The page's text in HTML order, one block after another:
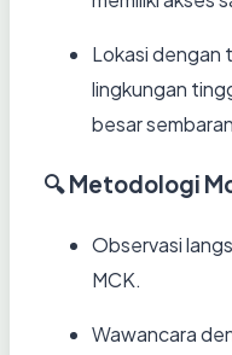
Lokasi dengan
lingkungan
besar
🔍 Metodologi
Observasi
MCK.
Wawancara